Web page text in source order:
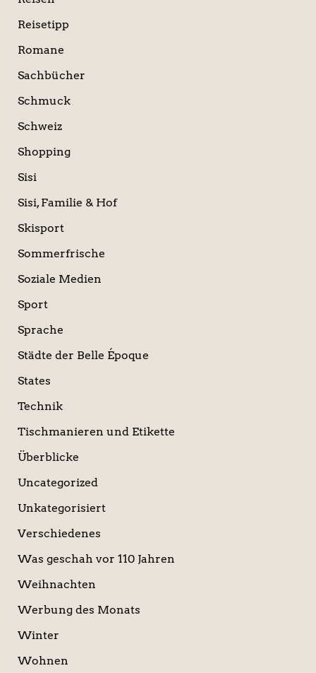
Reisetipp
Romane
Sachbücher
Schmuck
Schweiz
Shopping
Sisi
Sisi, Familie & Hof
Skisport
Sommerfrische
Soziale Medien
Sport
Sprache
Städte der Belle Époque
States
Technik
Tischmanieren und Etikette
Überblicke
Uncategorized
Unkategorisiert
Verschiedenes
Was geschah vor 110 Jahren
Weihnachten
Werbung des Monats
Winter
Wohnen